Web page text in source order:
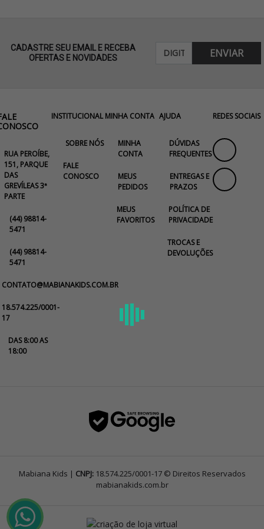
CADASTRE SEU EMAIL E RECEBA
OFERTAS E NOVIDADES
ENVIAR
RUA PEROÍBE,
151, PARQUE
DAS
GREVÍLEAS 3ª
PARTE
(44) 98814-
5471
(44) 98814-
5471
CONTATO@MABIANAKIDS.COM.BR
18.574.225/0001-
17
DAS 8:00 AS
18:00
INSTITUCIONAL
SOBRE NÓS
FALE
CONOSCO
MINHA CONTA
MINHA
CONTA
MEUS
PEDIDOS
MEUS
FAVORITOS
AJUDA
DÚVIDAS
FREQUENTES
ENTREGAS E
PRAZOS
POLÍTICA DE
PRIVACIDADE
TROCAS E
DEVOLUÇÕES
REDES SOCIAIS
Mabiana Kids | CNPJ:18.574.225/0001-17 © Direitos Reservados
mabianakids.com.br